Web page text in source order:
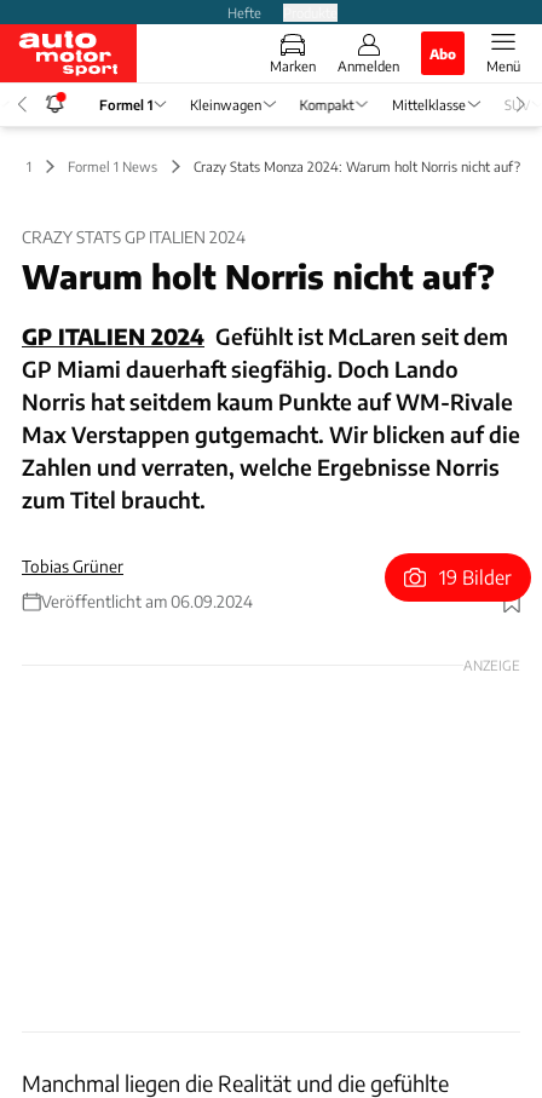
Hefte
Marken Anmelden
Abo
Menü
Formel 1 Kleinwagen Kompakt Mittelklasse SUV
1 Formel 1 News Crazy Stats Monza 2024: Warum holt Norris nicht auf?
CRAZY STATS GP ITALIEN 2024
Warum holt Norris nicht auf?
GP ITALIEN 2024 Gefühlt ist McLaren seit dem
GP Miami dauerhaft siegfähig. Doch Lando
Norris hat seitdem kaum Punkte auf WM-Rivale
Max Verstappen gutgemacht. Wir blicken auf die
Zahlen und verraten, welche Ergebnisse Norris
zum Titel braucht.
Tobias Grüner
Veröffentlicht am 06.09.2024
Foto: Ferrari
19 Bilder
ANZEIGE
Manchmal liegen die Realität und die gefühlte